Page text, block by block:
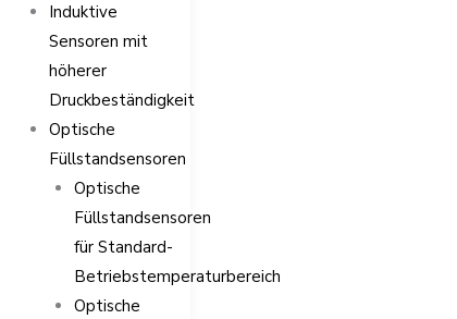
Induktive
Sensoren mit
höherer
Druckbeständigkeit
Optische
Füllstandsensoren
Optische
Füllstandsensoren
für Standard-
Betriebstemperaturbereich
Optische